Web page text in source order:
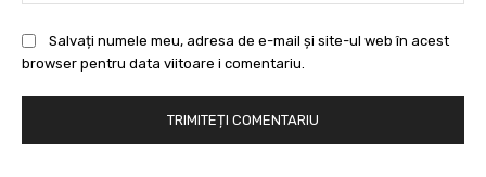
Salvați numele meu, adresa de e-mail și site-ul web în acest
browser pentru data viitoare i comentariu.